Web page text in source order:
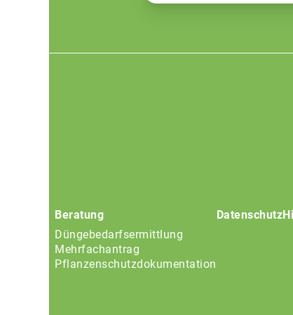
Beratung
Düngebedarfsermittlung
Mehrfachantrag
Pflanzenschutzdokumentation
Datenschutz